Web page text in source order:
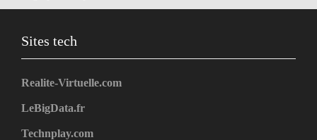
Sites tech
Realite-Virtuelle.com
LeBigData.fr
Technplay.com